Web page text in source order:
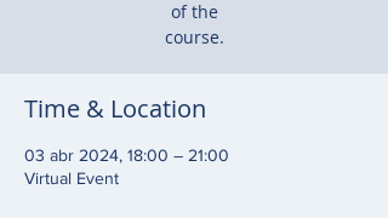
of the
course.
Time & Location
03 abr 2024, 18:00 – 21:00
Virtual Event